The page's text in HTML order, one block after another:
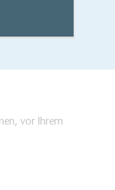
vor Ihrem